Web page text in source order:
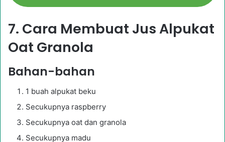
7. Cara Membuat Jus Alpukat
Oat Granola
Bahan-bahan
1 buah alpukat beku
Secukupnya raspberry
Secukupnya oat dan granola
Secukupnya madu